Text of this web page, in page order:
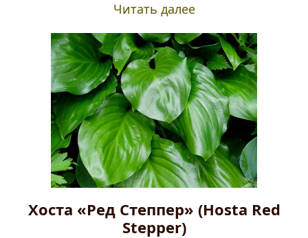
Читать далее
Хоста «Ред Степпер» (Hosta Red
Stepper)